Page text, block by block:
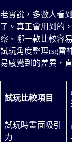
老實說，多數人看
了。真正會用到的
察、哪一款比較容
試玩角度整理rsg雷
易感覺到的差異，
試玩比較項目
試玩時畫面吸引
力